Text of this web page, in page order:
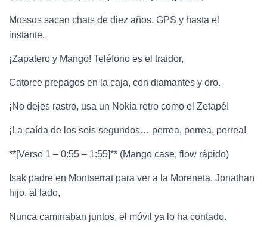
Mossos sacan chats de diez años, GPS y hasta el
instante.
¡Zapatero y Mango! Teléfono es el traidor,
Catorce prepagos en la caja, con diamantes y oro.
¡No dejes rastro, usa un Nokia retro como el Zetapé!
¡La caída de los seis segundos… perrea, perrea, perrea!
**[Verso 1 – 0:55 – 1:55]** (Mango case, flow rápido)
Isak padre en Montserrat para ver a la Moreneta, Jonathan
hijo, al lado,
Nunca caminaban juntos, el móvil ya lo ha contado.